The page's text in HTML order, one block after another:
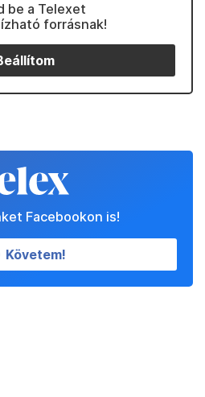
be a Telexet
forrásnak!
Facebookon is!
Követem!